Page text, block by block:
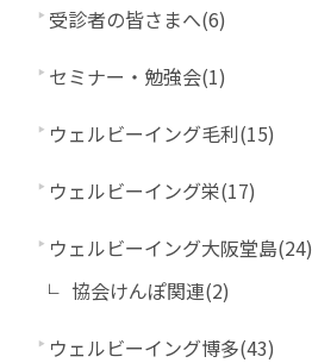
受診者の皆さまへ(6)
セミナー・勉強会(1)
ウェルビーイング毛利(15)
ウェルビーイング栄(17)
ウェルビーイング大阪堂島(24)
協会けんぽ関連(2)
ウェルビーイング博多(43)